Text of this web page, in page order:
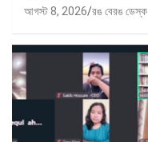
আগস্ট 8, 2026 রঙ বেরঙ ডেস্ক